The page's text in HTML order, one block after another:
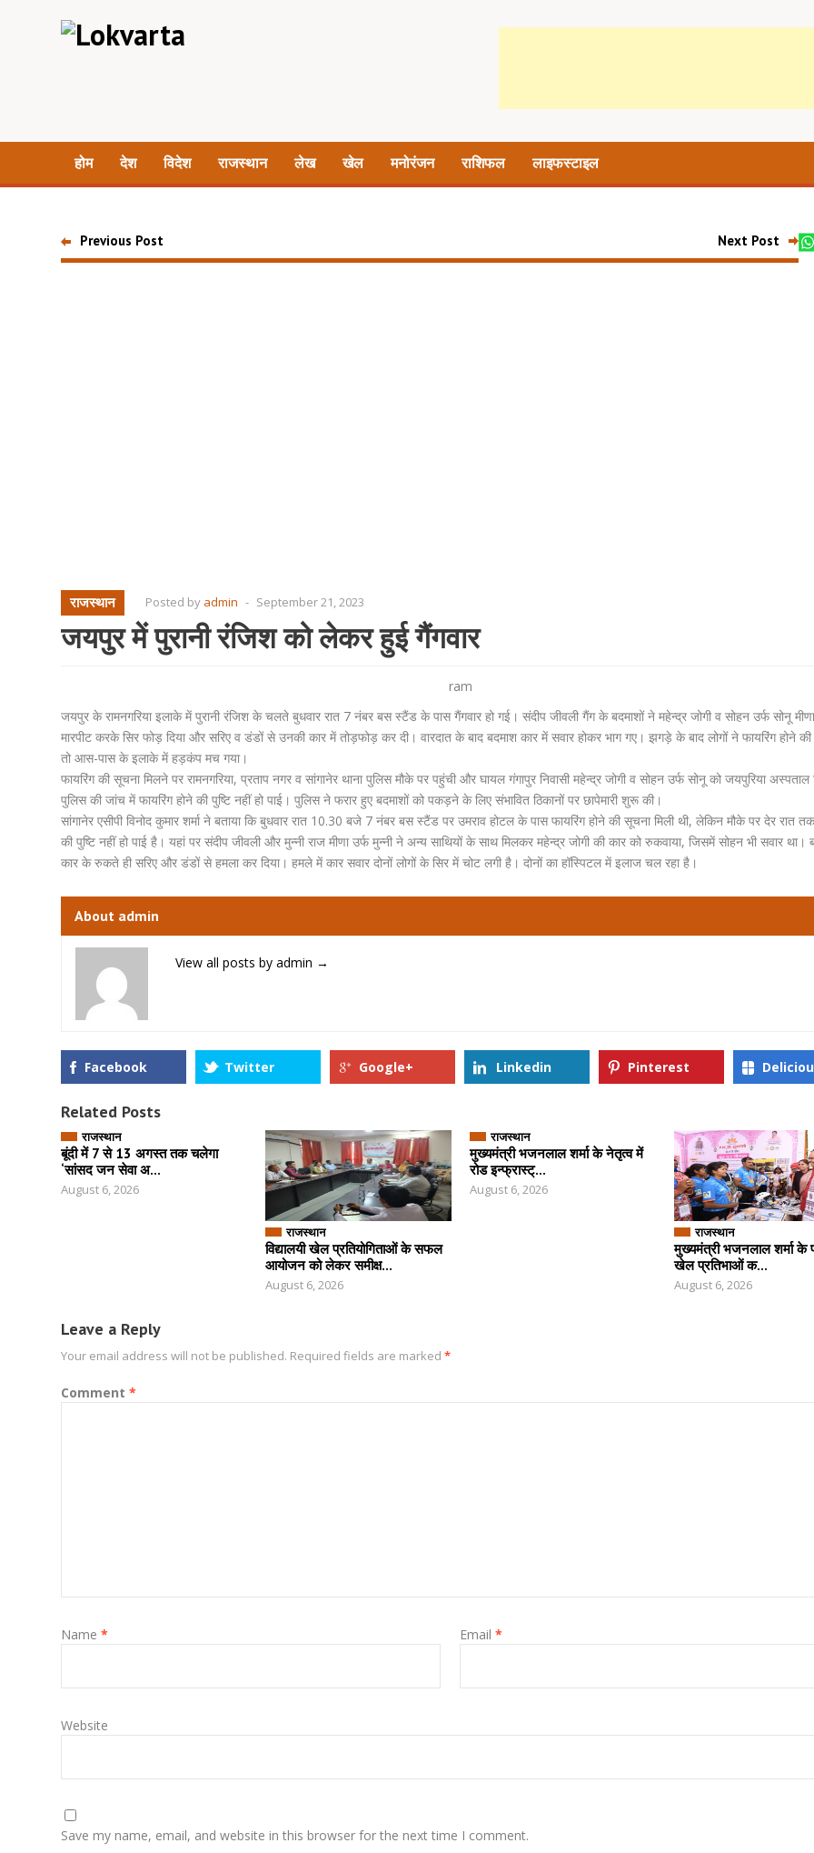
होम देश विदेश राजस्थान लेख खेल मनोरंजन राशिफल लाइफस्टाइल
Previous Post Next Post
राजस्थान Posted by admin - September 21, 2023
जयपुर में पुरानी रंजिश को लेकर हुई गैंगवार
ram
जयपुर के रामनगरिया इलाके में पुरानी रंजिश के चलते बुधवार रात 7 नंबर बस स्टैंड के पास गैंगवार हो गई। संदीप जीवली गैंग के बदमाशों ने महेन्द्र जोगी व सोहन उर्फ सोनू
मारपीट करके सिर फोड़ दिया और सरिए व डंडों से उनकी कार में तोड़फोड़ कर दी। वारदात के बाद बदमाश कार में सवार होकर भाग गए। झगड़े के बाद लोगों ने फायरिंग होने
तो आस-पास के इलाके में हड़कंप मच गया।
फायरिंग की सूचना मिलने पर रामनगरिया, प्रताप नगर व सांगानेर थाना पुलिस मौके पर पहुंची और घायल गंगापुर निवासी महेन्द्र जोगी व सोहन उर्फ सोनू को जयपुरिया अस्पताल
पुलिस की जांच में फायरिंग होने की पुष्टि नहीं हो पाई। पुलिस ने फरार हुए बदमाशों को पकड़ने के लिए संभावित ठिकानों पर छापेमारी शुरू की।
सांगानेर एसीपी विनोद कुमार शर्मा ने बताया कि बुधवार रात 10.30 बजे 7 नंबर बस स्टैंड पर उमराव होटल के पास फायरिंग होने की सूचना मिली थी, लेकिन मौके पर देर रात
की पुष्टि नहीं हो पाई है। यहां पर संदीप जीवली और मुन्नी राज मीणा उर्फ मुन्नी ने अन्य साथियों के साथ मिलकर महेन्द्र जोगी की कार को रुकवाया, जिसमें सोहन भी सवार था।
कार के रुकते ही सरिए और डंडों से हमला कर दिया। हमले में कार सवार दोनों लोगों के सिर में चोट लगी है। दोनों का हॉस्पिटल में इलाज चल रहा है।
About admin
View all posts by admin →
Facebook Twitter Google+ Linkedin Pinterest
Related Posts
राजस्थान
बूंदी में 7 से 13 अगस्त तक चलेगा
‘सांसद जन सेवा अ...
August 6, 2026
राजस्थान
विद्यालयी खेल प्रतियोगिताओं के सफल
आयोजन को लेकर समीक्ष...
August 6, 2026
राजस्थान
मुख्यमंत्री भजनलाल शर्मा के नेतृत्व में
रोड इन्फ्रास्ट्...
August 6, 2026
राजस्थान
मुख्यमंत्री भजनलाल शर्मा के
खेल प्रतिभाओं क...
August 6, 2026
Leave a Reply
Your email address will not be published. Required fields are marked *
Comment *
Name * Email *
Website
Save my name, email, and website in this browser for the next time I comment.